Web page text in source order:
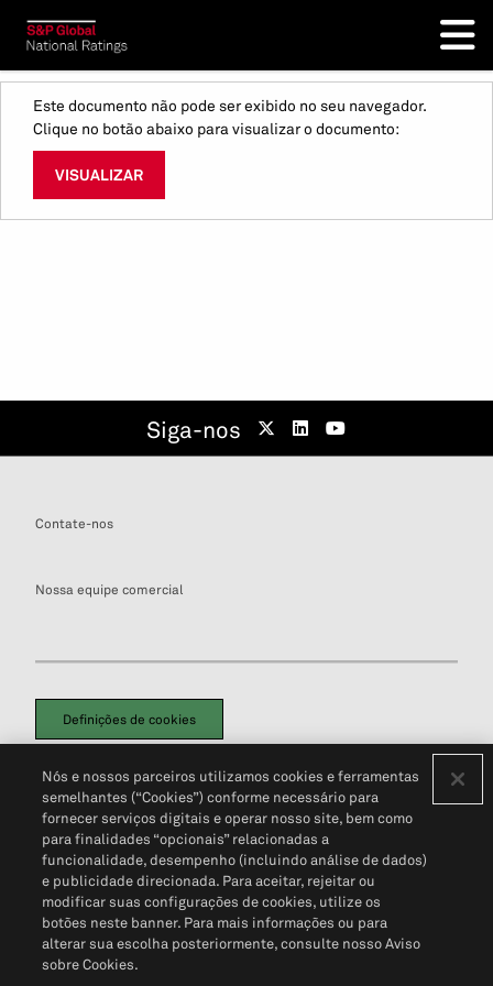
Este documento não pode ser exibido no seu navegador.
Clique no botão abaixo para visualizar o documento:
VISUALIZAR
Siga-nos
Contate-nos
Nossa equipe comercial
Definições de cookies
Política de PrivacidadePortal de privacidade do cliente (em inglês)
Não Venda Minhas Informações Pessoais© 2026 S&P Global
Nós e nossos parceiros utilizamos cookies e ferramentas
semelhantes (“Cookies”) conforme necessário para
fornecer serviços digitais e operar nosso site, bem como
para finalidades “opcionais” relacionadas a
funcionalidade, desempenho (incluindo análise de dados)
e publicidade direcionada. Para aceitar, rejeitar ou
modificar suas configurações de cookies, utilize os
botões neste banner. Para mais informações ou para
alterar sua escolha posteriormente, consulte nosso Aviso
sobre Cookies.